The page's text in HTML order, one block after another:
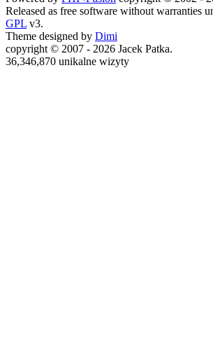
Released as free software without warranties
GPL v3.
Theme designed by Dimi
copyright © 2007 - 2026 Jacek Patka.
36,346,870 unikalne wizyty